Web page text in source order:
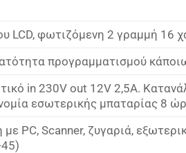
LCD, φωτιζόμενη 2 γραμμή 16
προγραμματισμού
in 230V out 12V 2,5A.
εσωτερικής μπαταρίας 8
με PC, Scanner, ζυγαριά,
45)